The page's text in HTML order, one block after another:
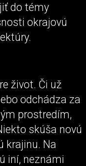
do témy
okrajovú
život. Či už
odchádza za
prostredím,
skúša novú
krajinu. Na
iní, neznámi